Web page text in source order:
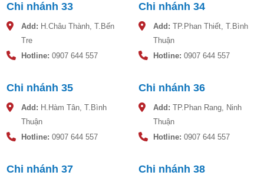
Chi nhánh 33
Add: H.Châu Thành, T.Bến
Tre
Hotline: 0907 644 557
Chi nhánh 34
Add: TP.Phan Thiết, T.Bình
Thuận
Hotline: 0907 644 557
Chi nhánh 35
Add: H.Hàm Tân, T.Bình
Thuận
Hotline: 0907 644 557
Chi nhánh 36
Add: TP.Phan Rang, Ninh
Thuận
Hotline: 0907 644 557
Chi nhánh 37 Chi nhánh 38